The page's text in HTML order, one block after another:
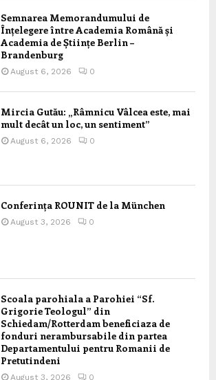
Semnarea Memorandumului de
Înțelegere între Academia Română și
Academia de Științe Berlin –
Brandenburg
August 6, 2026 0
Mircia Gutău: „Râmnicu Vâlcea este, mai
mult decât un loc, un sentiment”
August 6, 2026 0
Conferința ROUNIT de la München
August 3, 2026 0
Scoala parohiala a Parohiei “Sf.
Grigorie Teologul” din
Schiedam/Rotterdam beneficiaza de
fonduri nerambursabile din partea
Departamentului pentru Romanii de
Pretutindeni
August 3, 2026 0